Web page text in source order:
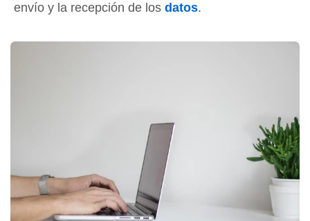
envío y la recepción de los datos.